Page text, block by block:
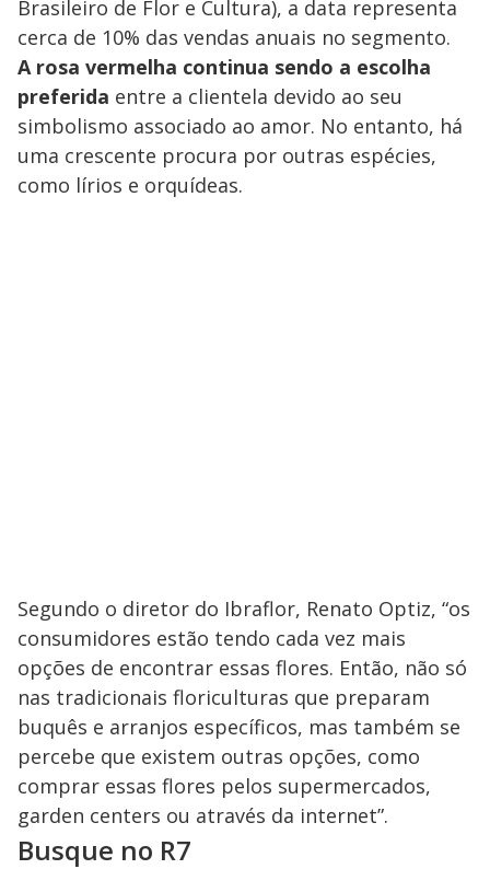
y
V
i
s
u
d
Brasileiro de Flor e Cultura), a data representa
cerca de 10% das vendas anuais no segmento.
A rosa vermelha continua sendo a escolha
preferida entre a clientela devido ao seu
simbolismo associado ao amor. No entanto, há
uma crescente procura por outras espécies,
como lírios e orquídeas.
Segundo o diretor do Ibraflor, Renato Optiz, “os
consumidores estão tendo cada vez mais
opções de encontrar essas flores. Então, não só
nas tradicionais floriculturas que preparam
buquês e arranjos específicos, mas também se
percebe que existem outras opções, como
comprar essas flores pelos supermercados,
garden centers ou através da internet”.
Busque no R7